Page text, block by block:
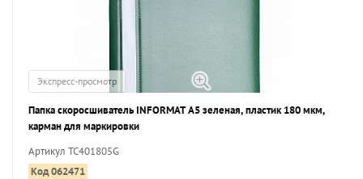
Экспресс-просмотр
Папка скоросшиватель INFORMAT А5 зеленая, пластик 180 мкм,
карман для маркировки
Артикул TC401805G
Код 062471